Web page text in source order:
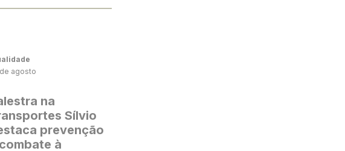
agosto
na
Sílvio
prevenção
à